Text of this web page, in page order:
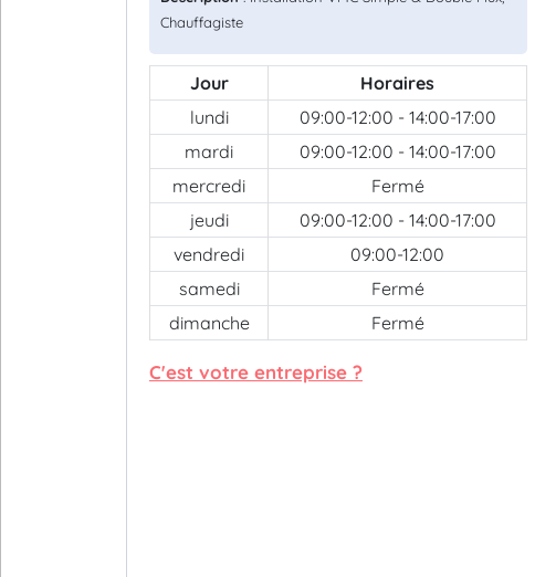
Chauffagiste
Jour
Horaires
lundi
09:00-12:00 - 14:00-17:00
mardi
09:00-12:00 - 14:00-17:00
mercredi
Fermé
jeudi
09:00-12:00 - 14:00-17:00
vendredi
09:00-12:00
samedi
Fermé
dimanche
Fermé
C'est votre entreprise ?